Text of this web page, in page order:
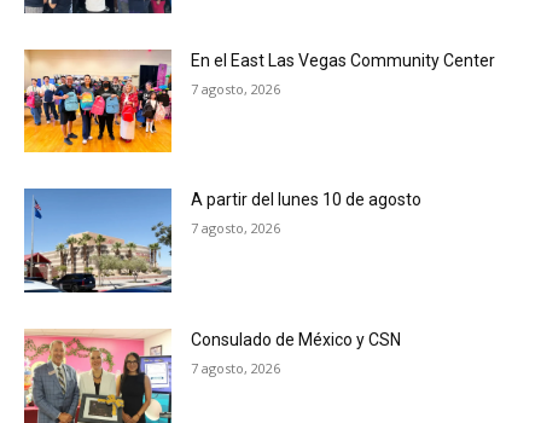
En el East Las Vegas Community Center
7 agosto, 2026
A partir del lunes 10 de agosto
7 agosto, 2026
Consulado de México y CSN
7 agosto, 2026